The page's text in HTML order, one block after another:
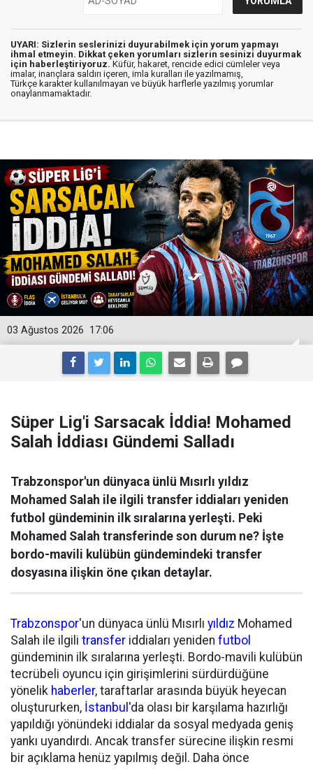
UYARI: Sizlerin seslerinizi duyurabilmek için yorum yapmayı
ihmal etmeyin. Dikkat çeken yorumları sizlerin sesinizi duyurmak
için haberleştiriyoruz. Küfür, hakaret, rencide edici cümleler veya
imalar, inançlara saldırı içeren, imla kuralları ile yazılmamış,
Türkçe karakter kullanılmayan ve büyük harflerle yazılmış yorumlar
onaylanmamaktadır.
17:06
03 Ağustos 2026
Süper Lig'i Sarsacak İddia! Mohamed
Salah İddiası Gündemi Salladı
Trabzonspor'un dünyaca ünlü Mısırlı yıldız
Mohamed Salah ile ilgili transfer iddiaları yeniden
futbol gündeminin ilk sıralarına yerleşti. Peki
Mohamed Salah transferinde son durum ne? İşte
bordo-mavili kulübün gündemindeki transfer
dosyasına ilişkin öne çıkan detaylar.
Trabzonspor'un dünyaca ünlü Mısırlı yıldız Mohamed
Salah ile ilgili transfer iddiaları yeniden futbol
gündeminin ilk sıralarına yerleşti. Bordo-mavili kulübün
tecrübeli oyuncu için girişimlerini sürdürdüğüne
yönelik haberler, taraftarlar arasında büyük heyecan
oluştururken, İstanbul 'da olası bir karşılama hazırlığı
yapıldığı yönündeki iddialar da sosyal medyada geniş
yankı uyandırdı. Ancak transfer sürecine ilişkin resmi
bir açıklama henüz yapılmış değil. Daha önce